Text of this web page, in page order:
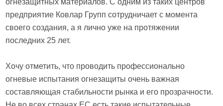
предприятие Ковлар Групп сотрудничает с момента
своего создания, а я лично уже на протяжении
последних 25 лет.
Хочу отметить, что проводить профессионально
огневые испытания огнезащиты очень важная
составляющая стабильности рынка и его прозрачности.